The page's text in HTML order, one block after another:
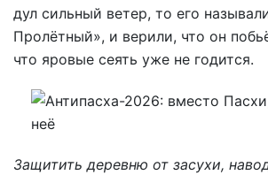
дул сильный ветер, то его
Пролётный», и верили, что он
что яровые сеять уже не годится.
Защитить деревню от засухи,